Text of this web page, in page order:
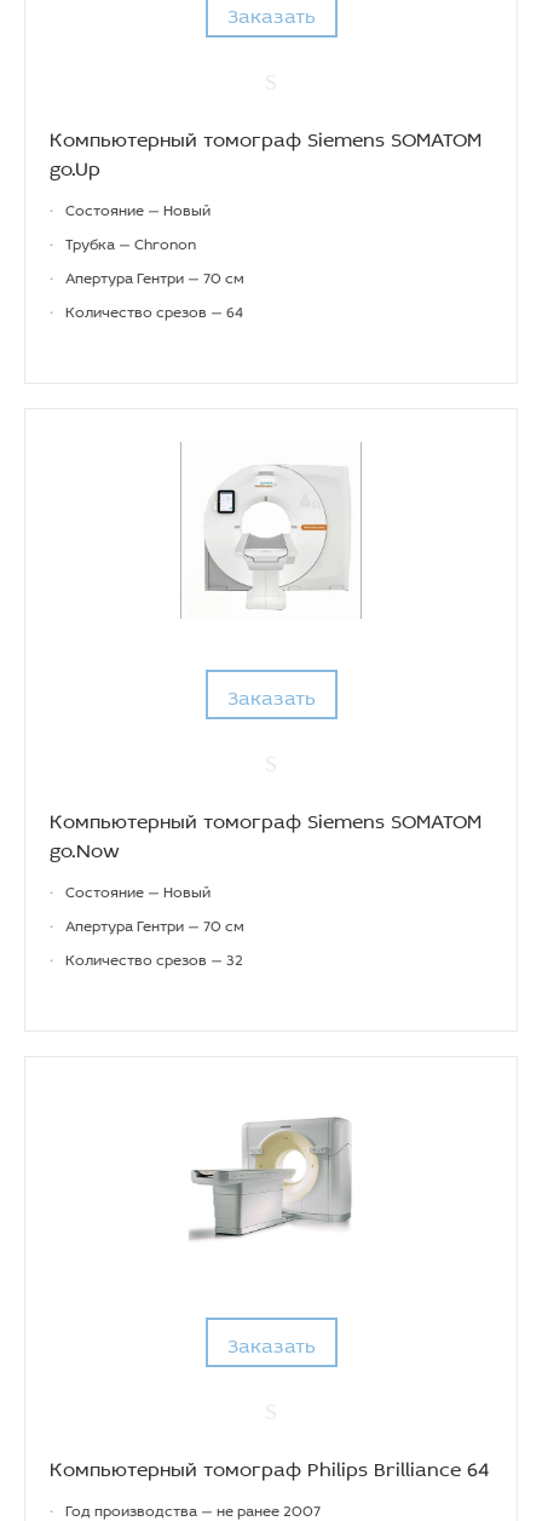
Заказать
Компьютерный томограф Siemens SOMATOM
go.Up
• Состояние — Новый
• Трубка — Chronon
• Апертура Гентри — 70 см
• Количество срезов — 64
Заказать
Компьютерный томограф Siemens SOMATOM
go.Now
• Состояние — Новый
• Апертура Гентри — 70 см
• Количество срезов — 32
Заказать
Компьютерный томограф Philips Brilliance 64
• Год производства — не ранее 2007